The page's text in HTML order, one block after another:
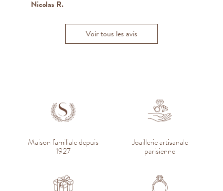
Nicolas R.
Myriam B.
C
Aris B.
Voir tous les avis
Maison familiale depuis
1927
Joaillerie artisanale
parisienne